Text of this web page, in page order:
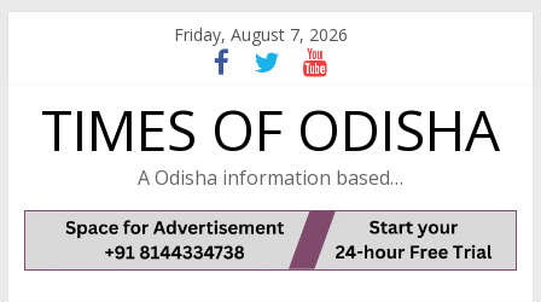
Friday, August 7, 2026
TIMES OF ODISHA
A Odisha information based…